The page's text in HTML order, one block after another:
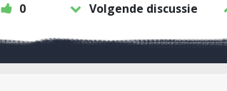
0 Volgende discussie